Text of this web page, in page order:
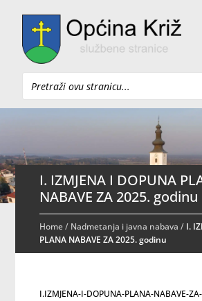
Pretraži
I. IZMJENA I DOPUNA
NABAVE ZA 2025. godinu
Home/ Nadmetanja i javna nabava / I.
PLANA NABAVE ZA 2025. godinu
I.IZMJENA-I-DOPUNA-PLANA-NABAVE-